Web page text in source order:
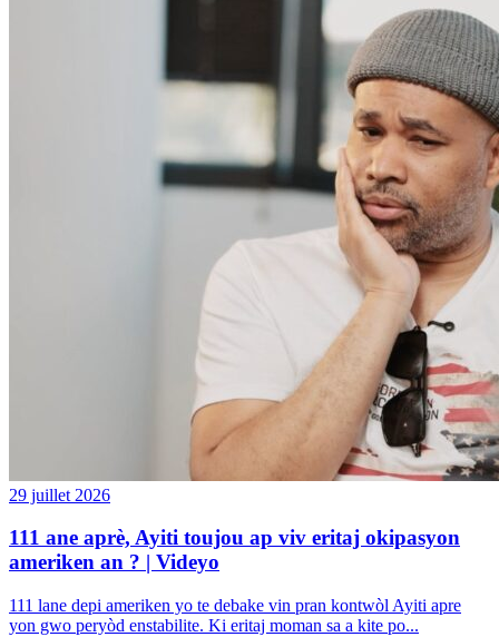
29 juillet 2026
111 ane aprè, Ayiti toujou ap viv eritaj okipasyon
ameriken an ? | Videyo
111 lane depi ameriken yo te debake vin pran kontwòl Ayiti apre
yon gwo peryòd enstabilite. Ki eritaj moman sa a kite po...